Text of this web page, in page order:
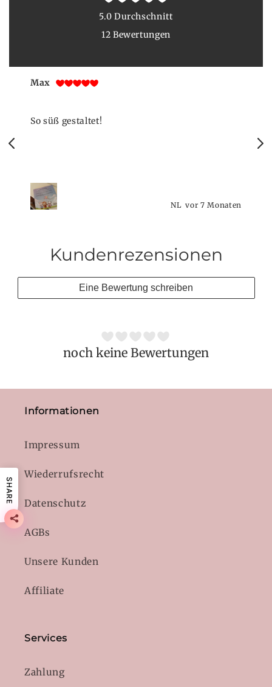
5.0 Durchschnitt
12 Bewertungen
Max
So süß gestaltet!
NL vor 7 Monaten
Kundenrezensionen
Eine Bewertung schreiben
noch keine Bewertungen
Informationen
Impressum
Wiederrufsrecht
Datenschutz
AGBs
Unsere Kunden
Affiliate
Services
Zahlung
SHARE